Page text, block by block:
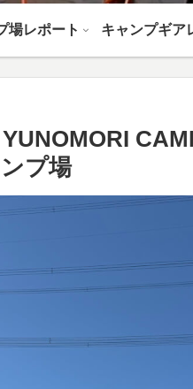
場レポート キャンプギア
プ場